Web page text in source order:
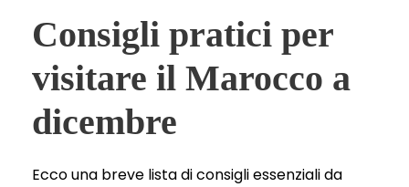
Consigli pratici per
visitare il Marocco a
dicembre
Ecco una breve lista di consigli essenziali da